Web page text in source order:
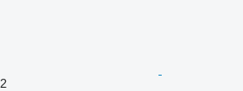
2